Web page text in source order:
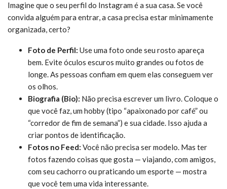
Imagine que o seu perfil do Instagram é a sua casa. Se você
convida alguém para entrar, a casa precisa estar minimamente
organizada, certo?
Foto de Perfil: Use uma foto onde seu rosto apareça
bem. Evite óculos escuros muito grandes ou fotos de
longe. As pessoas confiam em quem elas conseguem ver
os olhos.
Biografia (Bio): Não precisa escrever um livro. Coloque o
que você faz, um hobby (tipo “apaixonado por café” ou
“corredor de fim de semana”) e sua cidade. Isso ajuda a
criar pontos de identificação.
Fotos no Feed: Você não precisa ser modelo. Mas ter
fotos fazendo coisas que gosta — viajando, com amigos,
com seu cachorro ou praticando um esporte — mostra
que você tem uma vida interessante.